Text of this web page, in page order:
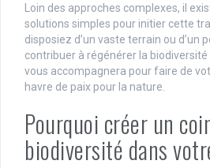
Loin des approches complexes, il
solutions simples pour initier cette
disposiez d’un vaste terrain ou d’un
contribuer à régénérer la biodiversité
vous accompagnera pour faire de
havre de paix pour la nature.
Pourquoi créer un
biodiversité dans